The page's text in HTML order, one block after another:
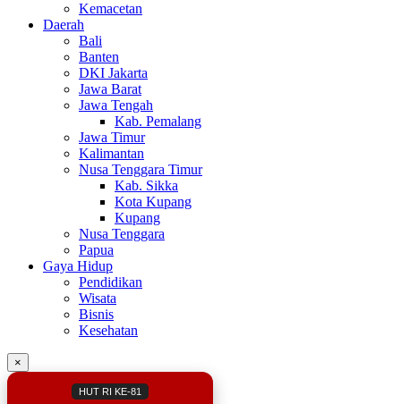
Kemacetan
Daerah
Bali
Banten
DKI Jakarta
Jawa Barat
Jawa Tengah
Kab. Pemalang
Jawa Timur
Kalimantan
Nusa Tenggara Timur
Kab. Sikka
Kota Kupang
Kupang
Nusa Tenggara
Papua
Gaya Hidup
Pendidikan
Wisata
Bisnis
Kesehatan
×
HUT RI KE-81